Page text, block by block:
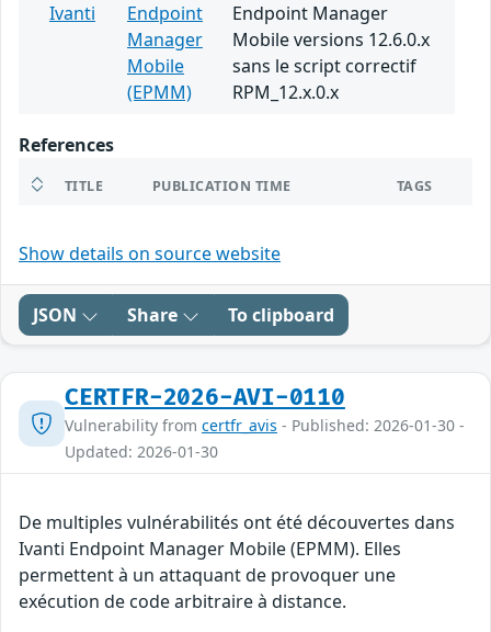
Ivanti
Endpoint
Manager
Mobile
(EPMM)
Endpoint Manager
Mobile versions 12.6.0.x
sans le script correctif
RPM_12.x.0.x
References
TITLE PUBLICATION TIME TAGS
Show details on source website
JSON Share To clipboard
CERTFR-2026-AVI-0110
Vulnerability from certfr_avis - Published: 2026-01-30 -
Updated: 2026-01-30
De multiples vulnérabilités ont été découvertes dans
Ivanti Endpoint Manager Mobile (EPMM). Elles
permettent à un attaquant de provoquer une
exécution de code arbitraire à distance.